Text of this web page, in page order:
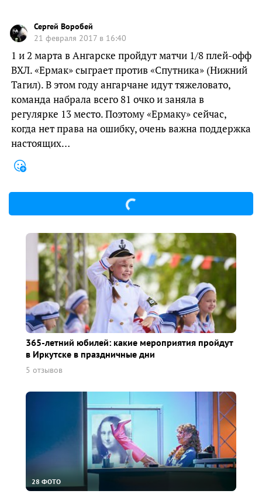
Сергей Воробей
21 февраля 2017 в 16:40
1 и 2 марта в Ангарске пройдут матчи 1/8 плей-офф
ВХЛ. «Ермак» сыграет против «Спутника» (Нижний
Тагил). В этом году ангарчане идут тяжеловато,
команда набрала всего 81 очко и заняла в
регулярке 13 место. Поэтому «Ермаку» сейчас,
когда нет права на ошибку, очень важна поддержка
настоящих…
365-летний юбилей: какие мероприятия пройдут
в Иркутске в праздничные дни
5 отзывов
28 ФОТО